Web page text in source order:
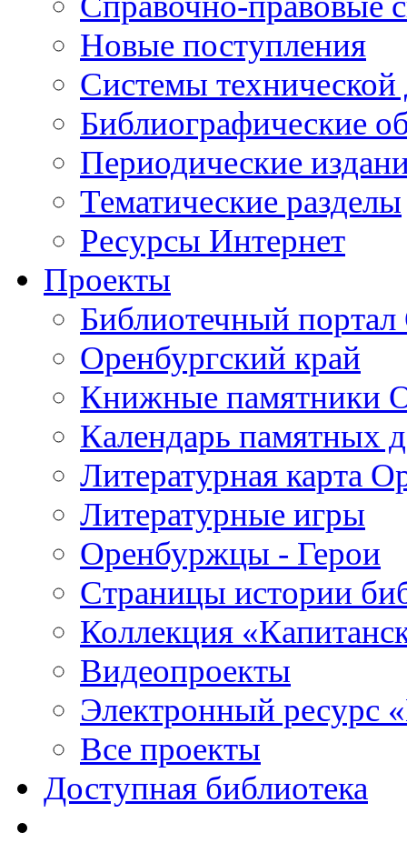
Новые поступления
Cистемы
Библиографические
Периодические
Тематические разделы
Ресурсы Интернет
Проекты
Библиотечный портал
Оренбургский край
Книжные памятники
Календарь памятных
Литературная карта
Литературные игры
Оренбуржцы - Герои
Страницы истории
Коллекция
Видеопроекты
Электронный ресурс
Все проекты
Доступная библиотека